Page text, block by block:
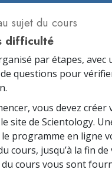
sujet du cours
difficulté
par étapes, avec
questions pour
vous devez créer
site de Scientology.
programme en ligne
cours, jusqu’à la fin
cours vous sont